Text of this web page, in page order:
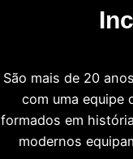
São mais de 20
com uma equipe
formados em
modernos